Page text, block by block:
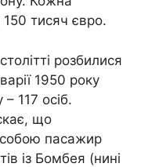
тисяч євро.
розбилися
1950 року
117 осіб.
що
собою пасажир
із Бомбея (нині